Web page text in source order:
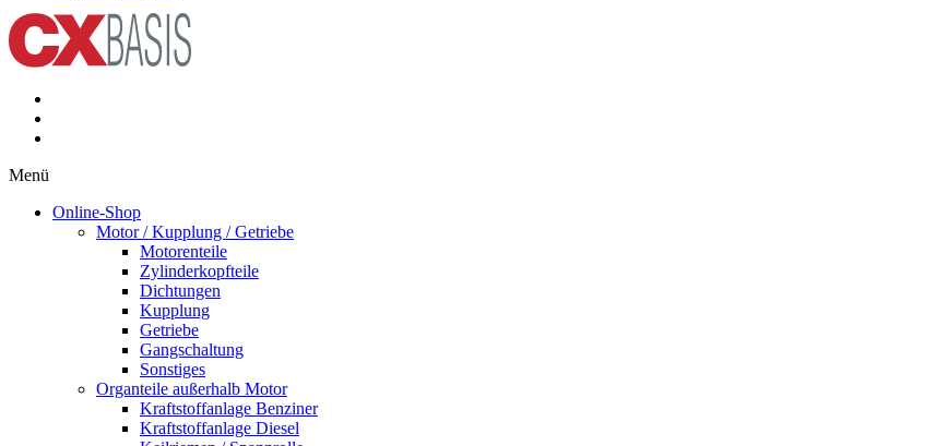
Menü
Online-Shop
Motor / Kupplung / Getriebe
Motorenteile
Zylinderkopfteile
Dichtungen
Kupplung
Getriebe
Gangschaltung
Sonstiges
Organteile außerhalb Motor
Kraftstoffanlage Benziner
Kraftstoffanlage Diesel